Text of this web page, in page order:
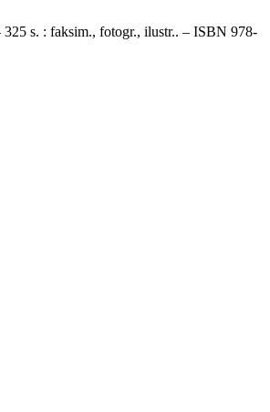
s. : faksim., fotogr., ilustr.. – ISBN 978-